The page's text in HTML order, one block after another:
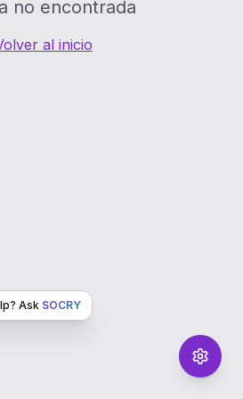
Ask SOCRY
no encontrada
al inicio